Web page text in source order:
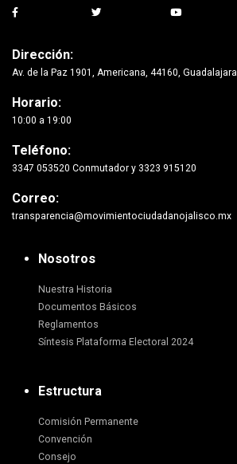
Dirección:
Av. de la Paz 1901, Americana, 44160, Guadalajara
Horario:
10:00 a 19:00
Teléfono:
3347 053520 Conmutador y 3323 915120
Correo:
transparencia@movimientociudadanojalisco.mx
Nosotros
Nuestra Historia
Documentos Básicos
Reglamentos
Síntesis Plataforma Electoral 2024
Estructura
Comisión Permanente
Convención
Consejo